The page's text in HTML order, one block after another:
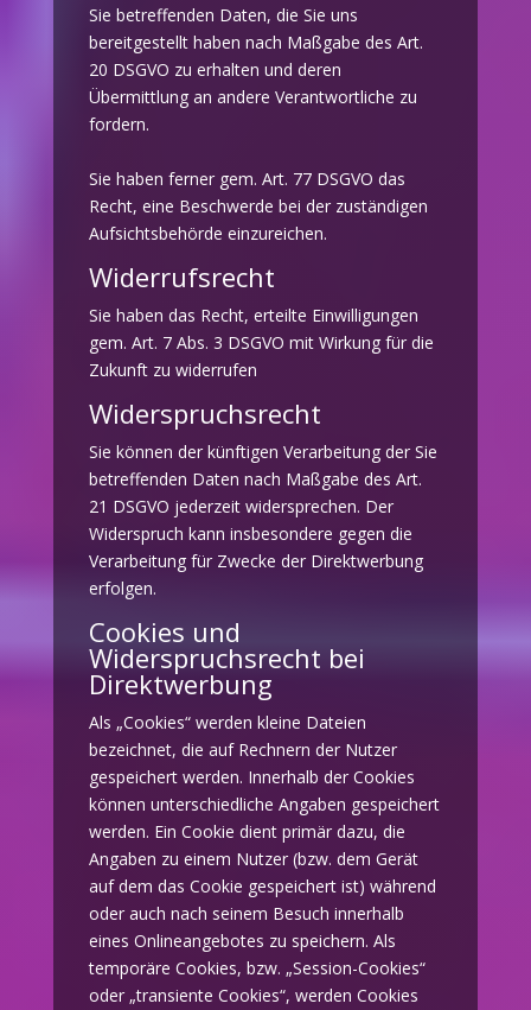
Sie betreffenden Daten, die Sie uns
bereitgestellt haben nach Maßgabe des Art.
20 DSGVO zu erhalten und deren
Übermittlung an andere Verantwortliche zu
fordern.
Sie haben ferner gem. Art. 77 DSGVO das
Recht, eine Beschwerde bei der zuständigen
Aufsichtsbehörde einzureichen.
Widerrufsrecht
Sie haben das Recht, erteilte Einwilligungen
gem. Art. 7 Abs. 3 DSGVO mit Wirkung für die
Zukunft zu widerrufen
Widerspruchsrecht
Sie können der künftigen Verarbeitung der Sie
betreffenden Daten nach Maßgabe des Art.
21 DSGVO jederzeit widersprechen. Der
Widerspruch kann insbesondere gegen die
Verarbeitung für Zwecke der Direktwerbung
erfolgen.
Cookies und
Widerspruchsrecht bei
Direktwerbung
Als „Cookies“ werden kleine Dateien
bezeichnet, die auf Rechnern der Nutzer
gespeichert werden. Innerhalb der Cookies
können unterschiedliche Angaben gespeichert
werden. Ein Cookie dient primär dazu, die
Angaben zu einem Nutzer (bzw. dem Gerät
auf dem das Cookie gespeichert ist) während
oder auch nach seinem Besuch innerhalb
eines Onlineangebotes zu speichern. Als
temporäre Cookies, bzw. „Session-Cookies“
oder „transiente Cookies“, werden Cookies